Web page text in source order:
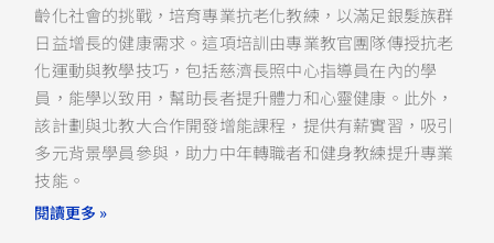
齡化社會的挑戰，培育專業抗老化教練，以滿足銀髮族群
日益增長的健康需求。這項培訓由專業教官團隊傳授抗老
化運動與教學技巧，包括慈濟長照中心指導員在內的學
員，能學以致用，幫助長者提升體力和心靈健康。此外，
該計劃與北教大合作開發增能課程，提供有薪實習，吸引
多元背景學員參與，助力中年轉職者和健身教練提升專業
技能。
閱讀更多 »